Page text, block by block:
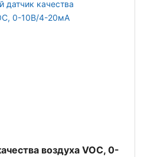
воздуха VOC, 0-